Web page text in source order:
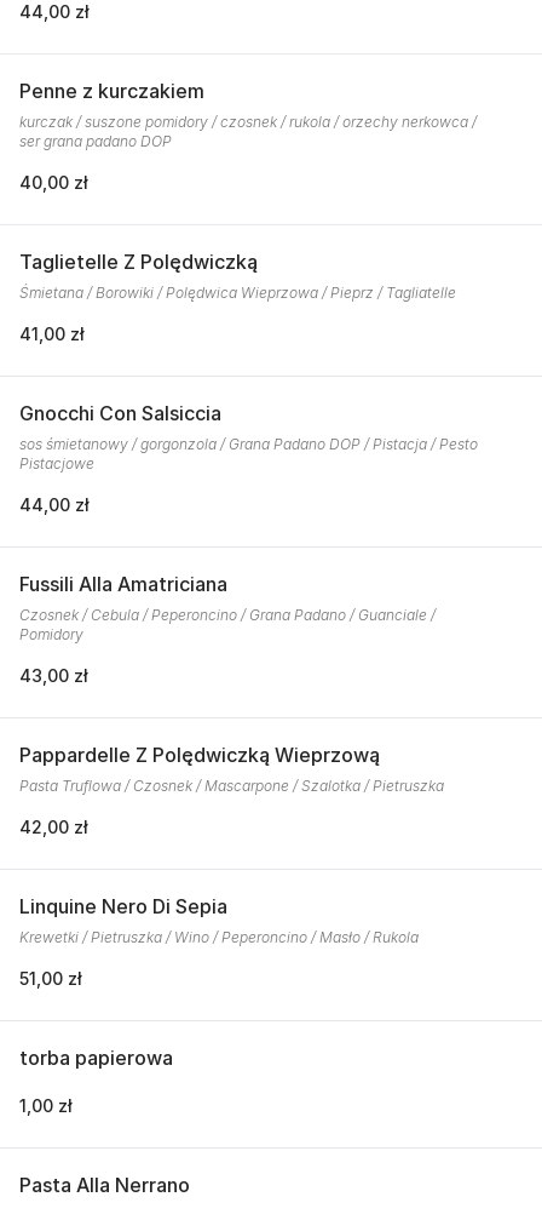
44,00 zł
Penne z kurczakiem
kurczak / suszone pomidory / czosnek / rukola / orzechy nerkowca /
ser grana padano DOP
40,00 zł
Taglietelle Z Polędwiczką
Śmietana / Borowiki / Polędwica Wieprzowa / Pieprz / Tagliatelle
41,00 zł
Gnocchi Con Salsiccia
sos śmietanowy / gorgonzola / Grana Padano DOP / Pistacja / Pesto
Pistacjowe
44,00 zł
Fussili Alla Amatriciana
Czosnek / Cebula / Peperoncino / Grana Padano / Guanciale /
Pomidory
43,00 zł
Pappardelle Z Polędwiczką Wieprzową
Pasta Truflowa / Czosnek / Mascarpone / Szalotka / Pietruszka
42,00 zł
Linquine Nero Di Sepia
Krewetki / Pietruszka / Wino / Peperoncino / Masło / Rukola
51,00 zł
torba papierowa
1,00 zł
Pasta Alla Nerrano